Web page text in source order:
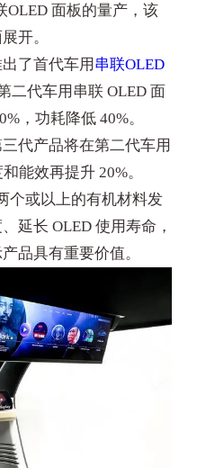
OLED 面板的量产，该
开。
了首代车用 串联OLED
二代车用串联 OLED 面
，功耗降低 40%。
代产品将在第二代车用
能效再提升 20%。
或以上的有机材料发
延长 OLED 使用寿命，
品具有重要价值。